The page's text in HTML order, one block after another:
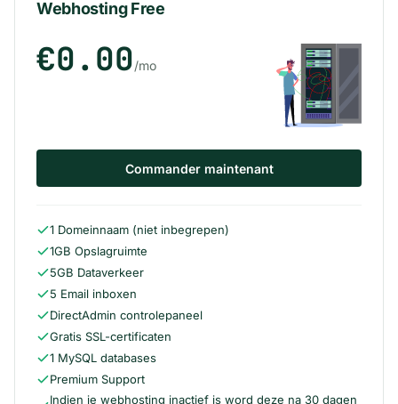
Webhosting Free
€0.00/mo
Commander maintenant
1 Domeinnaam (niet inbegrepen)
1GB Opslagruimte
5GB Dataverkeer
5 Email inboxen
DirectAdmin controlepaneel
Gratis SSL-certificaten
1 MySQL databases
Premium Support
Indien je webhosting inactief is word deze na 30 dagen